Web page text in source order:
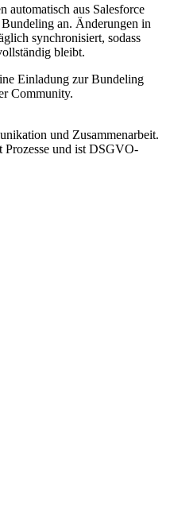
automatisch aus Salesforce
an. Änderungen in
synchronisiert, sodass
bleibt.
Einladung zur Bundeling
Community.
und Zusammenarbeit.
Prozesse und ist DSGVO-